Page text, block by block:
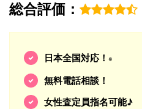
総合評価：
日本全国対応！ ※
無料電話相談！
女性査定員指名可能♪